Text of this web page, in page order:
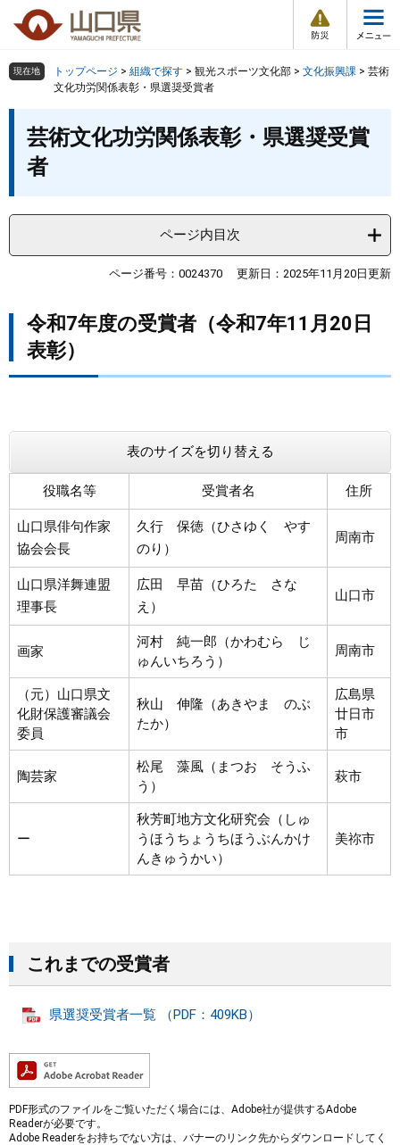
の
頭
ー
飛
情
報
メ
ュ
組織で探す
教育・文化・スポーツ
まちづくり
県政情報
検索の仕方 組織で探す サイトマップで探す
現在地 トップページ > 組織で探す > 観光スポーツ文化部 > 文化振興課 > 芸術
文化功労関係表彰・県選奨受賞者
芸術文化功労関係表彰・県選奨受賞
者
ページ内目次
ページ番号：0024370 更新日：2025年11月20日更新
令和7年度の受賞者（令和7年11月20日
表彰）
表のサイズを切り替える
役職名等 受賞者名 住所
山口県俳句作家
協会会長
久行 保徳（ひさゆく やす
のり）
周南市
山口県洋舞連盟
理事長
広田 早苗（ひろた さな
え）
山口市
画家
河村 純一郎（かわむら じ
ゅんいちろう）
周南市
（元）山口県文
化財保護審議会
委員
秋山 伸隆（あきやま のぶ
たか）
広島県
廿日市
市
陶芸家
松尾 藻風（まつお そうふ
う）
萩市
ー
秋芳町地方文化研究会（しゅ
うほうちょうちほうぶんかけ
んきゅうかい）
美祢市
これまでの受賞者
県選奨受賞者一覧 （PDF：409KB）
PDF形式のファイルをご覧いただく場合には、Adobe社が提供するAdobe
Readerが必要です。
Adobe Readerをお持ちでない方は、バナーのリンク先からダウンロードしてく